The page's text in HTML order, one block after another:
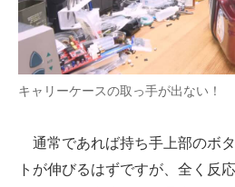
キャリーケースの取っ手が出ない！
通常であれば持ち手上部のボ
トが伸びるはずですが、全く反